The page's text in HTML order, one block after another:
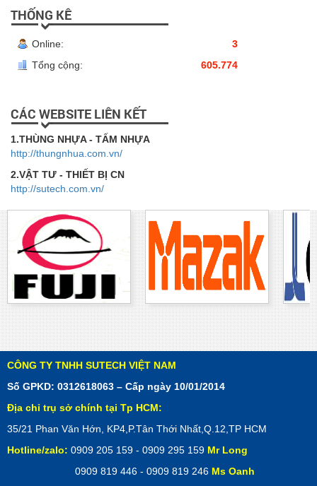
THỐNG KÊ
Online:
3
Tổng cộng:
605.774
CÁC WEBSITE LIÊN KẾT
1.THÙNG NHỰA - TẤM NHỰA
http://thungnhua.com.vn/
2.VẬT TƯ - THIẾT BỊ CN
http://sutech.com.vn/
CÔNG TY TNHH SUTECH VIỆT NAM
Số GPKD: 0312618063 – Cấp ngày 10/01/2014
Địa chỉ trụ sở chính tại Tp HCM:
35/21 Phan Văn Hớn, KP4,P.Tân Thới Nhất,Q.12,TP HCM
Hotline/zalo: 0909 205 159 - 0909 295 159 Mr Long
0909 819 446 - 0909 819 246 Ms Oanh